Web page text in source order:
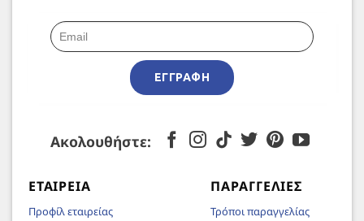
ΕΓΓΡΑΦΉ
Ακολουθήστε:
ΕΤΑΙΡΕΊΑ
Προφίλ εταιρείας
ΠΑΡΑΓΓΕΛΊΕΣ
Τρόποι παραγγελίας